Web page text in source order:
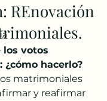
REnovación
los votos
hacerlo?
matrimoniales
y reafirmar